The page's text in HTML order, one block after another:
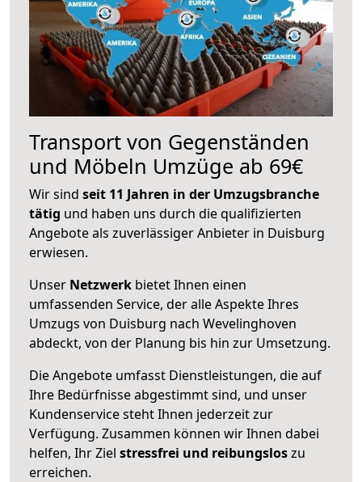
Transport von Gegenständen
und Möbeln Umzüge ab 69€
Wir sind seit 11 Jahren in der Umzugsbranche
tätig und haben uns durch die qualifizierten
Angebote als zuverlässiger Anbieter in Duisburg
erwiesen.
Unser Netzwerk bietet Ihnen einen
umfassenden Service, der alle Aspekte Ihres
Umzugs von Duisburg nach Wevelinghoven
abdeckt, von der Planung bis hin zur Umsetzung.
Die Angebote umfasst Dienstleistungen, die auf
Ihre Bedürfnisse abgestimmt sind, und unser
Kundenservice steht Ihnen jederzeit zur
Verfügung. Zusammen können wir Ihnen dabei
helfen, Ihr Ziel stressfrei und reibungsloszu
erreichen.